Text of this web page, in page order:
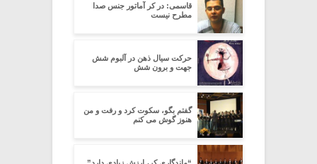
قاسمی: در کر آماتور جنس صدا
مطرح نیست
حرکت سیال ذهن در آلبوم شش
جهت و برون شش
گفتم بگو، سکوت کرد و رفت و من
هنوز گوش می کنم
“ماندگاری کر، ارزش زیادی دارد”